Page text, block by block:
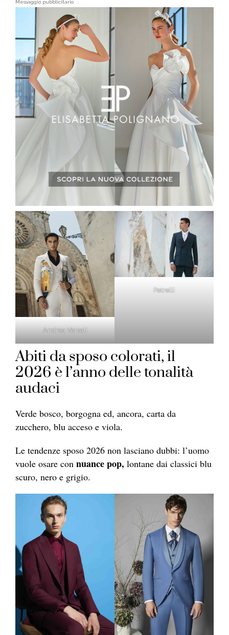
Messaggio pubblicitario
Andrea Versali
Petrelli
Abiti da sposo colorati, il
2026 è l’anno delle tonalità
audaci
Verde bosco, borgogna ed, ancora, carta da
zucchero, blu acceso e viola.
Le tendenze sposo 2026 non lasciano dubbi: l’uomo
vuole osare con nuance pop, lontane dai classici blu
scuro, nero e grigio.